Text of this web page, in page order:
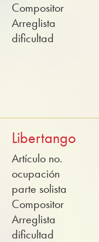
Compositor
Arreglista
dificultad
Libertango
Artículo no.
ocupación
parte solista
Compositor
Arreglista
dificultad